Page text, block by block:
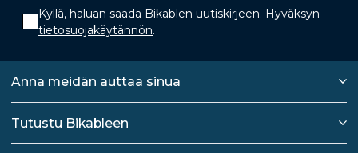
Kyllä, haluan saada Bikablen uutiskirjeen. Hyväksyn
tietosuojakäytännön.
Anna meidän auttaa sinua
Tutustu Bikableen